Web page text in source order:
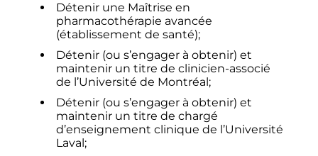
Détenir une Maîtrise en
pharmacothérapie avancée
(établissement de santé);
Détenir (ou s’engager à obtenir) et
maintenir un titre de clinicien-associé
de l’Université de Montréal;
Détenir (ou s’engager à obtenir) et
maintenir un titre de chargé
d’enseignement clinique de l’Université
Laval;